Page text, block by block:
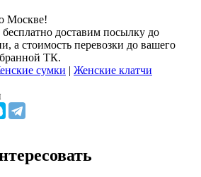
Москве!
доставим посылку до
а стоимость перевозки до вашего
ТК.
сумки | Женские клатчи